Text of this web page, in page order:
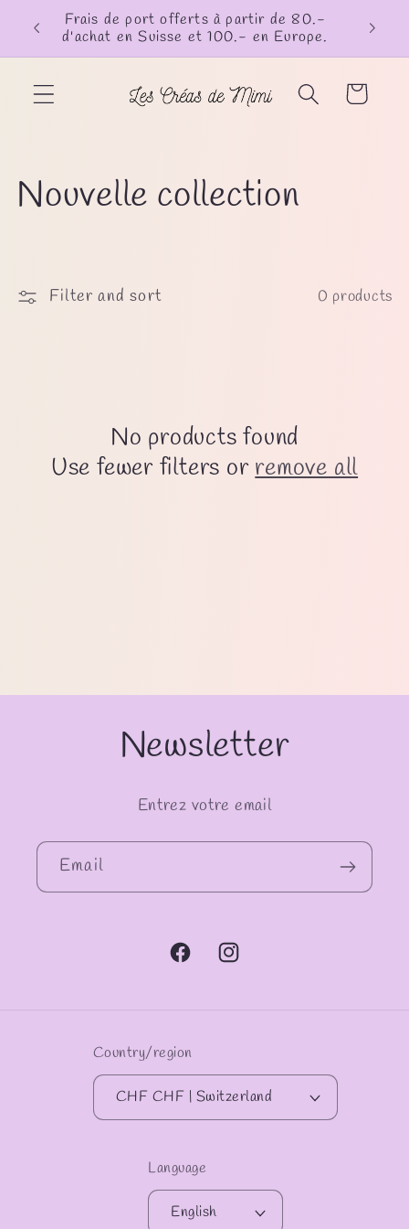
Skip to
content
Frais de port offerts à partir de 80.-
d'achat en Suisse et 100.- en Europe.
Cart
C
l
Nouvelle collection
Filter and sort 0 products
No products found
Use fewer filters or remove all
Newsletter
Entrez votre email
Email
FacebookInstagram
Country/region
CHF CHF | Switzerland
Language
English